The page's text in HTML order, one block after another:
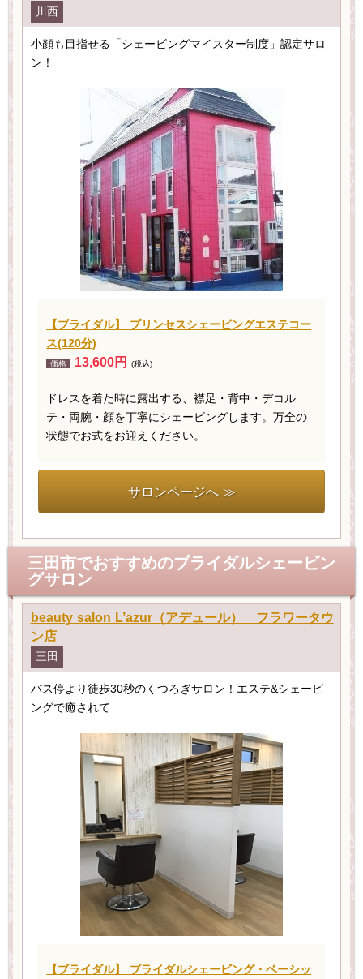
川西
小顔も目指せる「シェービングマイスター制度」認定サロ
ン！
【ブライダル】 プリンセスシェービングエステコー
ス(120分)
価格 13,600円 (税込)
ドレスを着た時に露出する、襟足・背中・デコル
テ・両腕・顔を丁寧にシェービングします。万全の
状態でお式をお迎えください。
サロンページへ ≫
三田市でおすすめのブライダルシェービン
グサロン
beauty salon L’azur（アデュール） フラワータウ
ン店
三田
バス停より徒歩30秒のくつろぎサロン！エステ&シェービ
ングで癒されて
【ブライダル】 ブライダルシェービング・ベーシッ